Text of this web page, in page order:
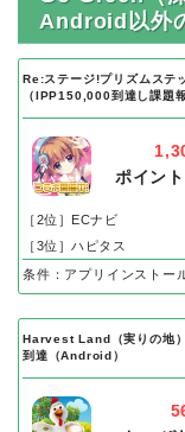
Android以外
Re:ステージ!プリズムステ
（IPP150,000到達し課題
ポイン
［2位］ECナビ
［3位］ハピタス
条件：アプリインストー
Harvest Land（実りの地
到達（Android）